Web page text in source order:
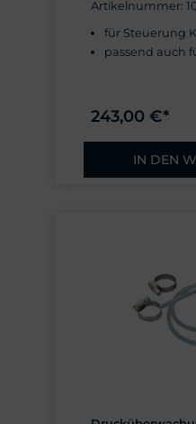
Artikelnummer:
für Steuerung
passend auch
243,00 €*
IN DEN